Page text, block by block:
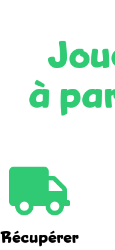
à
Récupérer